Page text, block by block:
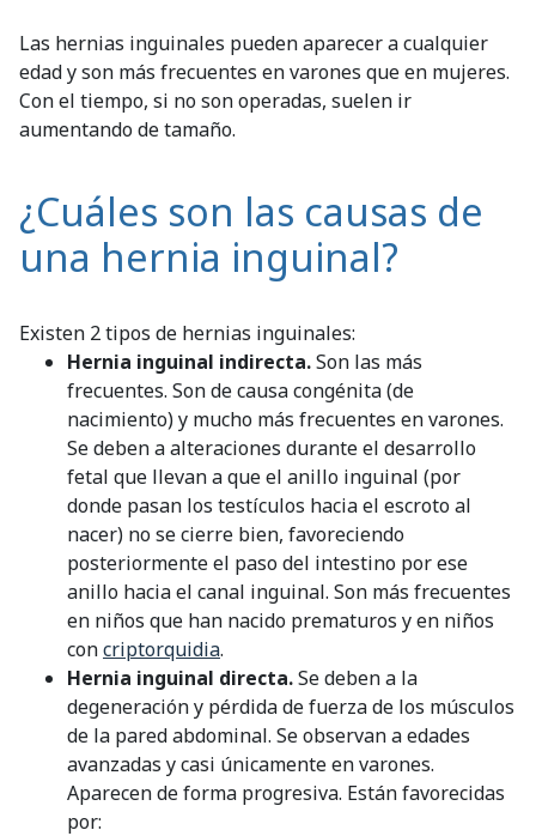
Las hernias inguinales pueden aparecer a cualquier
edad y son más frecuentes en varones que en mujeres.
Con el tiempo, si no son operadas, suelen ir
aumentando de tamaño.
¿Cuáles son las causas de
una hernia inguinal?
Existen 2 tipos de hernias inguinales:
Hernia inguinal indirecta.Son las más
frecuentes. Son de causa congénita (de
nacimiento) y mucho más frecuentes en varones.
Se deben a alteraciones durante el desarrollo
fetal que llevan a que el anillo inguinal (por
donde pasan los testículos hacia el escroto al
nacer) no se cierre bien, favoreciendo
posteriormente el paso del intestino por ese
anillo hacia el canal inguinal. Son más frecuentes
en niños que han nacido prematuros y en niños
concriptorquidia.
Hernia inguinal directa.Se deben a la
degeneración y pérdida de fuerza de los músculos
de la pared abdominal. Se observan a edades
avanzadas y casi únicamente en varones.
Aparecen de forma progresiva. Están favorecidas
por: